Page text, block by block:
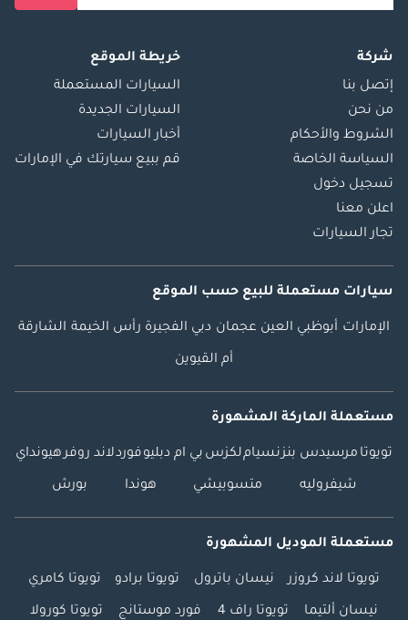
شركة
إتصل بنا
من نحن
الشروط والأحكام
السياسة الخاصة
تسجيل دخول
اعلن معنا
تجار السيارات
خريطة الموقع
السيارات المستعملة
السيارات الجديدة
أخبار السيارات
قم ببيع سيارتك في الإمارات
سيارات مستعملة للبيع حسب الموقع
الإمارات أبوظبي العين عجمان دبي الفجيرة رأس الخيمة الشارقة
أم القيوين
مستعملة الماركة المشهورة
تويوتا مرسيدس بنزنسياملكزس بي ام دبليوفوردلاند روفرهيونداي
شيفروليه متسوبيشي هوندا بورش
مستعملة الموديل المشهورة
تويوتا لاند كروزر نيسان باترول تويوتا برادو تويوتا كامري
نيسان ألتيما تويوتا راف 4 فورد موستانج تويوتا كورولا